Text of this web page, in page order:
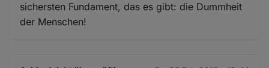
sichersten Fundament, das es gibt: die Dummheit
der Menschen!